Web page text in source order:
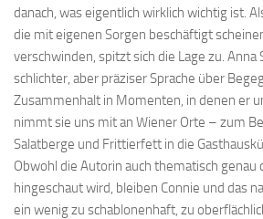
danach, was eigentlich wirklich wichtig ist.
die mit eigenen Sorgen beschäftigt
verschwinden, spitzt sich die Lage zu. Anna
schlichter, aber präziser Sprache über
Zusammenhalt in Momenten, in denen er
nimmt sie uns mit an Wiener Orte – zum
Salatberge und Frittierfett in die
Obwohl die Autorin auch thematisch genau
hingeschaut wird, bleiben Connie und das
ein wenig zu schablonenhaft, zu